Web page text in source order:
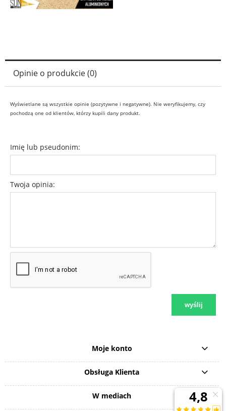
Opinie o produkcie (0)
Wyświetlane są wszystkie opinie (pozytywne i negatywne). Nie weryfikujemy, czy
pochodzą one od klientów, którzy kupili dany produkt.
Imię lub pseudonim:
Twoja opinia:
wyślij
Moje konto
Obsługa Klienta
W mediach